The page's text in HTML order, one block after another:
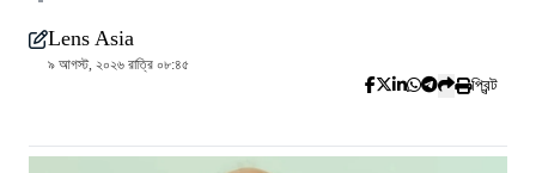
Lens Asia
৯ আগস্ট, ২০২৬ রাত্রি ০৮:৪৫
প্রিন্ট